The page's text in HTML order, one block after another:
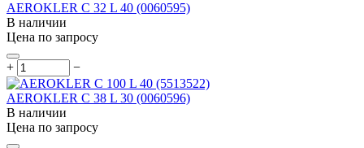
AEROKLER C 32 L 40 (0060595)
В наличии
Цена по запросу
+ −
AEROKLER C 38 L 30 (0060596)
В наличии
Цена по запросу